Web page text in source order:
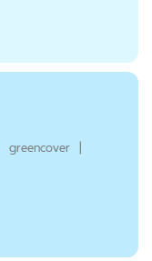
greencover |